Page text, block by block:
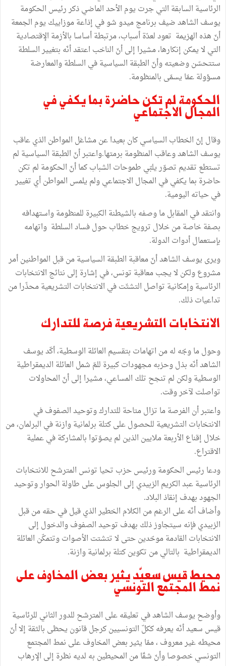
الرئاسية السابقة التي جرت يوم الأحد الماضي ذكر رئيس الحكومة
يوسف الشاهد ضيف برنامج ميدو شو في إذاعة موزاييك يوم الجمعة
أنّ هذه الهزيمة تعود لعدّة أسباب، مرتبطة أساسا بالأزمة الإقتصادية
التي لا يمكن إنكارها، مشيرا إلى أنّ الناخب اعتقد أنّه بتغيير السلطة
ستتحسّن وضعيته وأنّ الطبقة السياسية في السلطة والمعارضة
مسؤولة عمّا يسمّى بالمنظومة.
الحكومة لم تكن حاضرة بما يكفي في
المجال الاجتماعي
وقال إنّ الخطاب السياسي كان بعيدا عن مشاغل المواطن الذي عاقب
يوسف الشاهد وعاقب المنظومة برمتها.واعتبر أنّ الطبقة السياسية لم
تستطع تقديم تصوّر يلبّي طموحات الشباب كما أنّ الحكومة لم تكن
حاضرة بما يكفي في المجال الاجتماعي ولم يلمس المواطن أي تغيير
في حياته اليومية.
وانتقد في المقابل ما وصفه بالشيطنة الكبيرة للمنظومة واستهدافه
بصفة خاصة من خلال ترويج خطاب حول فساد السلطة واتهامه
بإستعمال أدوات الدولة.
ويرى يوسف الشاهد أنّ معاقبة الطبقة السياسية من قبل المواطنين أمر
مشروع ولكن لا يجب معاقبة تونس، في إشارة إلى نتائج الانتخابات
الرئاسية وإمكانية تواصل التشتّت في الانتخابات التشريعية محذّرا من
تداعيات ذلك.
الانتخابات التشريعية فرصة للتدارك
وحول ما وجّه له من اتهامات بتقسيم العائلة الوسطية، أكّد يوسف
الشاهد أنّه بذل وحزبه مجهودات كبيرة للمّ شمل العائلة الديمقراطية
الوسطية ولكن لم تنجح تلك المساعي، مشيرا إلى أنّ المحاولات
تواصلت لآخر وقت.
واعتبر أن الفرصة ما تزال متاحة للتدارك وتوحيد الصفوف في
الانتخابات التشريعية للحصول على كتلة برلمانية وازنة في البرلمان، من
خلال إقناع الأربعة ملايين الذين لم يصوّتوا بالمشاركة في عملية
الاقتراع.
ودعا رئيس الحكومة ورئيس حزب تحيا تونس المترشح للانتخابات
الرئاسية عبد الكريم الزبيدي إلى الجلوس على طاولة الحوار وتوحيد
الجهود بهدف إنقاذ البلاد.
وأضاف أنّه على الرغم من الكلام الخطير الذي قيل في حقه من قبل
الزبيدي فإنه سيتجاوز ذلك بهدف توحيد الصفوف والدخول إلى
الانتخابات القادمة موحّدين حتى لا تتشتت الأصوات وتتمكّن العائلة
الديمقراطية بالتالي من تكوين كتلة برلمانية وازنة.
محيط قيس سعيّد يثير بعض المخاوف على
نمط المجتمع التونسي
وأوضح يوسف الشاهد في تعليقه على المترشح للدور الثاني للرئاسية
قيس سعيد أنّه يعرفه ككلّ التونسيين كرجل قانون يحظى بالثقة إلا أنّ
محيطه غير معروف ، ممّا يثير بعض المخاوف على نمط المجتمع
التونسي خصوصا وأنّ شقّا من المحيطين به لديه نظرة إلى الإرهاب